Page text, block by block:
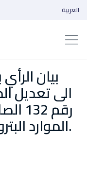
العربية
بيان
الموارد البترولية في المياه البحرية).